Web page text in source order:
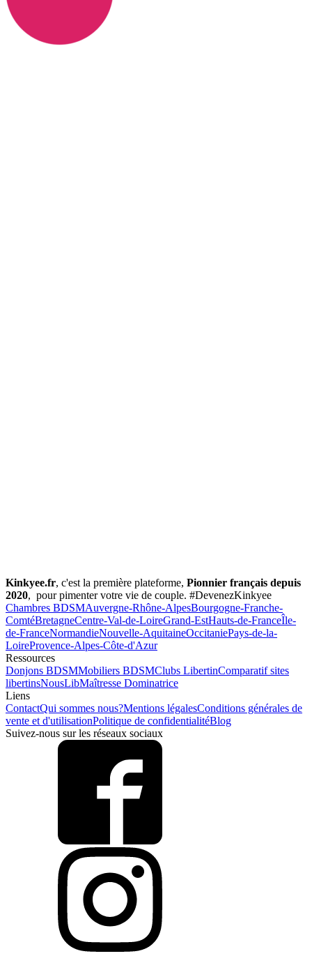
Kinkyee.fr, c'est la première plateforme, Pionnier français depuis
2020, pour pimenter votre vie de couple. #DevenezKinkyee
Chambres BDSMAuvergne-Rhône-AlpesBourgogne-Franche-
ComtéBretagneCentre-Val-de-LoireGrand-EstHauts-de-FranceÎle-
de-FranceNormandieNouvelle-AquitaineOccitaniePays-de-la-
LoireProvence-Alpes-Côte-d'Azur
Ressources
Donjons BDSMMobiliers BDSMClubs LibertinComparatif sites
libertinsNousLibMaîtresse Dominatrice
Liens
ContactQui sommes nous?Mentions légalesConditions générales de
vente et d'utilisationPolitique de confidentialitéBlog
Suivez-nous sur les réseaux sociaux